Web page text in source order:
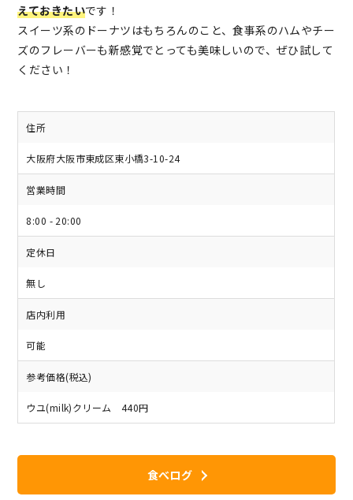
えておきたいです！
スイーツ系のドーナツはもちろんのこと、食事系のハムやチー
ズのフレーバーも新感覚でとっても美味しいので、ぜひ試して
ください！
住所
大阪府大阪市東成区東小橋3-10-24
営業時間
8:00 - 20:00
定休日
無し
店内利用
可能
参考価格(税込)
ウユ(milk)クリーム 440円
食べログ